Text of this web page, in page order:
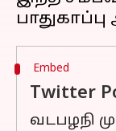
Embed
Twitter
வடபழநி